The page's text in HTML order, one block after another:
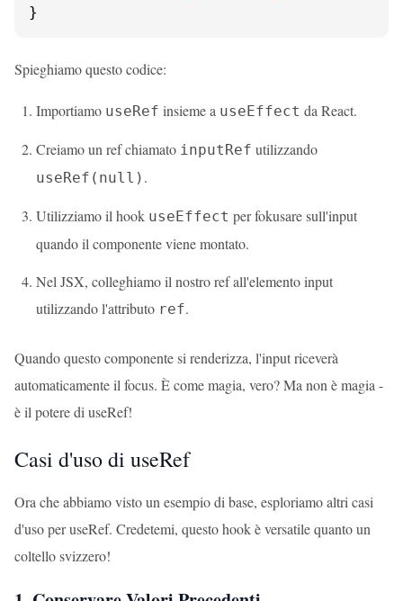
}
Spieghiamo questo codice:
Importiamo useRef insieme a useEffect da React.
Creiamo un ref chiamato inputRef utilizzando
useRef(null) .
Utilizziamo il hook useEffect per fokusare sull'input
quando il componente viene montato.
Nel JSX, colleghiamo il nostro ref all'elemento input
utilizzando l'attributo ref.
Quando questo componente si renderizza, l'input riceverà
automaticamente il focus. È come magia, vero? Ma non è magia -
è il potere di useRef!
Casi d'uso di useRef
Ora che abbiamo visto un esempio di base, esploriamo altri casi
d'uso per useRef. Credetemi, questo hook è versatile quanto un
coltello svizzero!